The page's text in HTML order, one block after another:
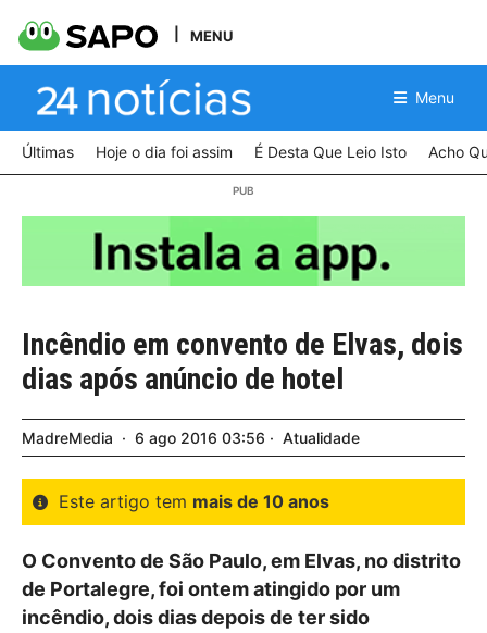
MENU
Menu
Últimas Hoje o dia foi assim É Desta Que Leio Isto Acho
Incêndio em convento de Elvas, dois
dias após anúncio de hotel
MadreMedia 6 ago 2016 03:56 Atualidade
Este artigo tem mais de 10 anos
O Convento de São Paulo, em Elvas, no distrito
de Portalegre, foi ontem atingido por um
incêndio, dois dias depois de ter sido